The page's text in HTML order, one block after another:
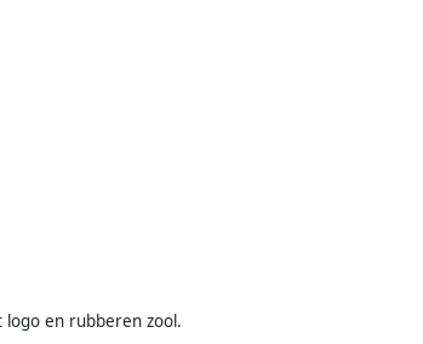
en rubberen zool.